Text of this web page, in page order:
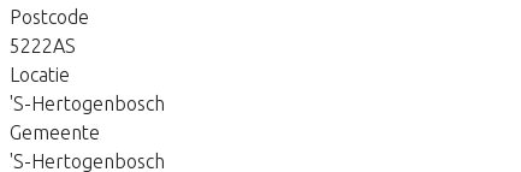
Postcode
5222AS
Locatie
'S-Hertogenbosch
Gemeente
'S-Hertogenbosch